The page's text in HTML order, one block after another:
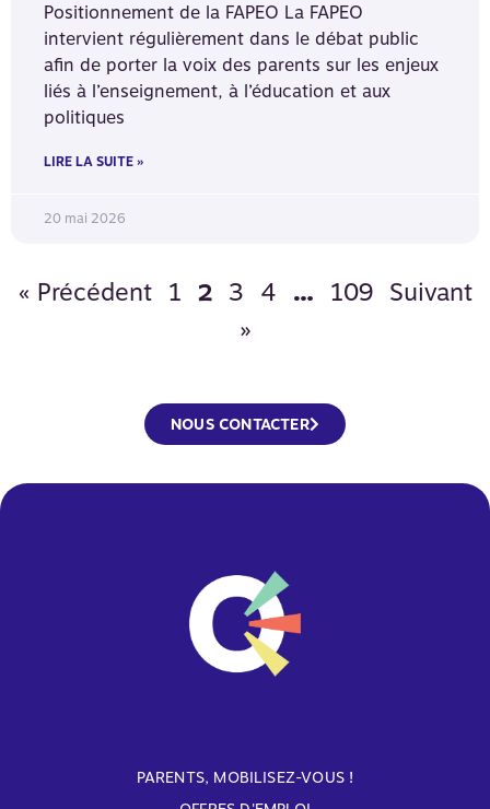
Positionnement de la FAPEO La FAPEO
intervient régulièrement dans le débat public
afin de porter la voix des parents sur les enjeux
liés à l’enseignement, à l’éducation et aux
politiques
LIRE LA SUITE »
20 mai 2026
« Précédent 1 2 3 4 … 109
Suivant
»
NOUS CONTACTER
PARENTS, MOBILISEZ-VOUS !